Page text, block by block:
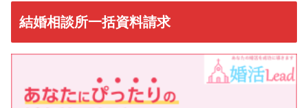
結婚相談所一括資料請求